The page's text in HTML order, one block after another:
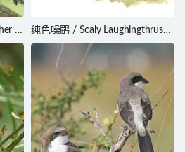
/
纯色噪鹛 / Scaly Laughingthrush
/ Trochalopteron subunicolor